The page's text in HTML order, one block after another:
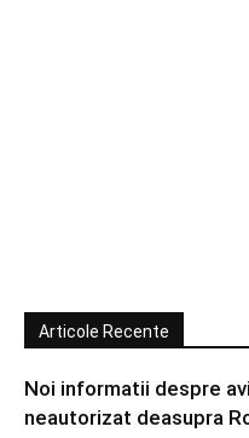
Articole Recente
Noi informatii despre
neautorizat deasupra